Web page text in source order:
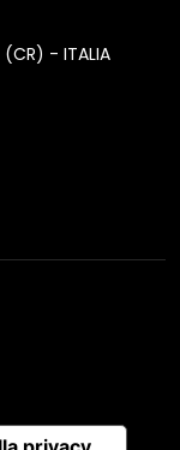
- ITALIA